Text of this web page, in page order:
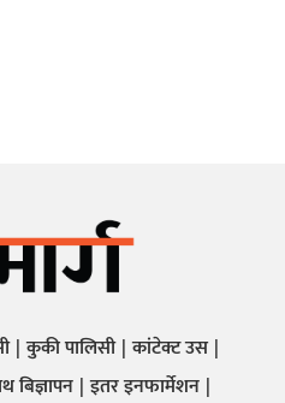
कुकी पालिसी कांटेक्ट उस
बिज्ञापन इतर इनफार्मेशन